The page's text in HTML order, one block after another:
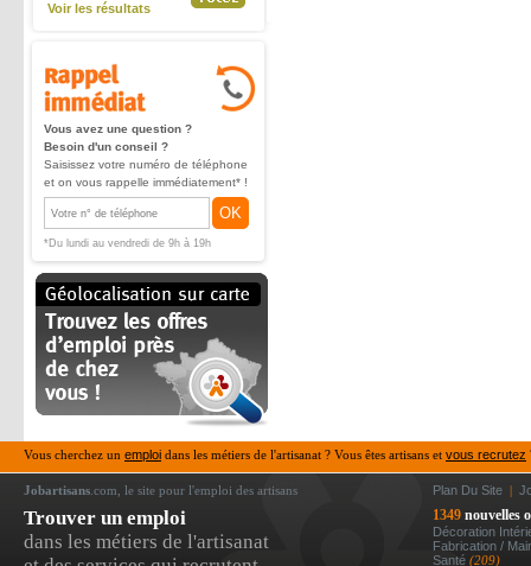
Voir les résultats
Vous avez une question ?
Besoin d'un conseil ?
Saisissez votre numéro de téléphone
et on vous rappelle immédiatement* !
OK
*Du lundi au vendredi de 9h à 19h
Vous cherchez un emploi dans les métiers de l'artisanat ? Vous êtes artisans et vous recrutez
Jobartisans .com, le site pour l'emploi des artisans Plan Du Site |
Trouver un emploi
dans les métiers de l'artisanat
1349 nouvelles
Décoration
Fabrication /
Santé (209)